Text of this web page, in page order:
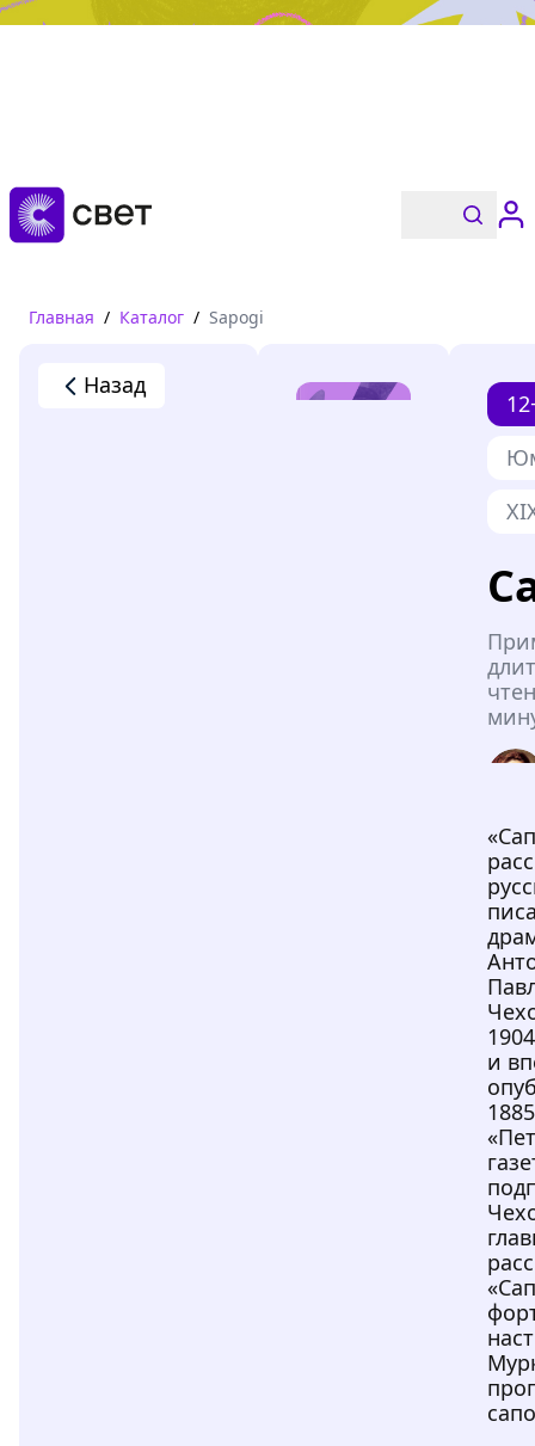
Дружба, любовь, взросление
Читать
Главная / Каталог / Sapogi
Назад
и